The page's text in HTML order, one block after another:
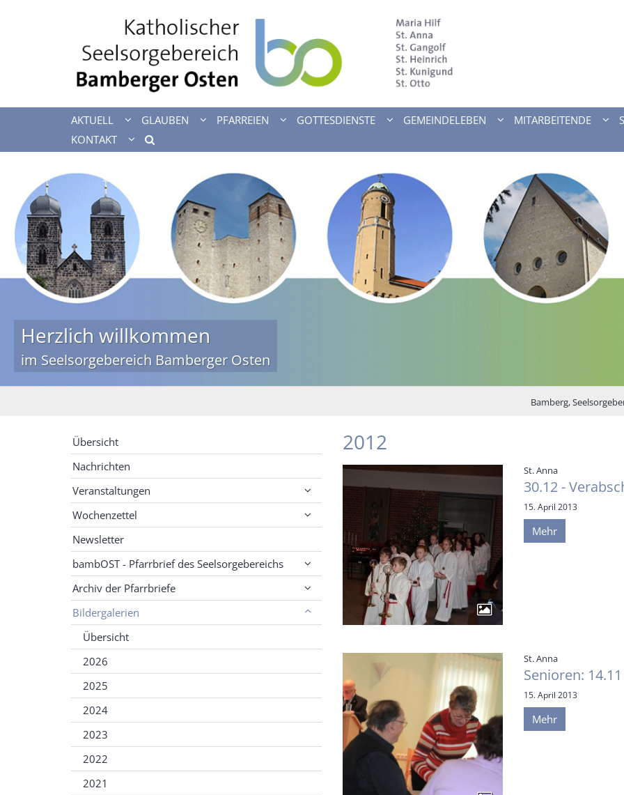
AKTUELL GLAUBEN PFARREIEN GOTTESDIENSTE GEMEINDELEBEN MITARBEITENDE
KONTAKT
Herzlich willkommen
im Seelsorgebereich Bamberger Osten
Bamberg,
2012
St. Anna:
30.12 -
15. April 2013
Mehr
St. Anna:
Senioren:
15. April 2013
Mehr
Übersicht
Nachrichten
Veranstaltungen
Wochenzettel
Newsletter
bambOST - Pfarrbrief des Seelsorgebereichs
Archiv der Pfarrbriefe
Bildergalerien
Übersicht
2026
2025
2024
2023
2022
2021